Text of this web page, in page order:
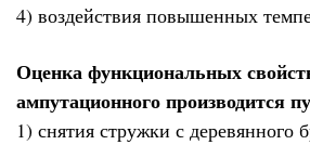
4) воздействия повышенных
Оценка функциональных
ампутационного производится
1) снятия стружки с деревянного